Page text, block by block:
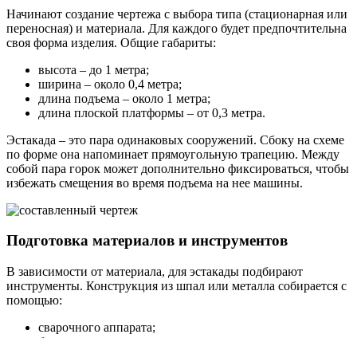
Начинают создание чертежа с выбора типа (стационарная или
переносная) и материала. Для каждого будет предпочтительна
своя форма изделия. Общие габариты:
высота – до 1 метра;
ширина – около 0,4 метра;
длина подъема – около 1 метра;
длина плоской платформы – от 0,3 метра.
Эстакада – это пара одинаковых сооружений. Сбоку на схеме
по форме она напоминает прямоугольную трапецию. Между
собой пара горок может дополнительно фиксироваться, чтобы
избежать смещения во время подъема на нее машины.
Подготовка материалов и инструментов
В зависимости от материала, для эстакады подбирают
инструменты. Конструкция из шпал или металла собирается с
помощью:
сварочного аппарата;